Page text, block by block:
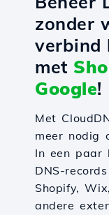
zonder
verbind
met
Google!
Met
meer nodig
In een paar
DNS-
Shopify,
andere